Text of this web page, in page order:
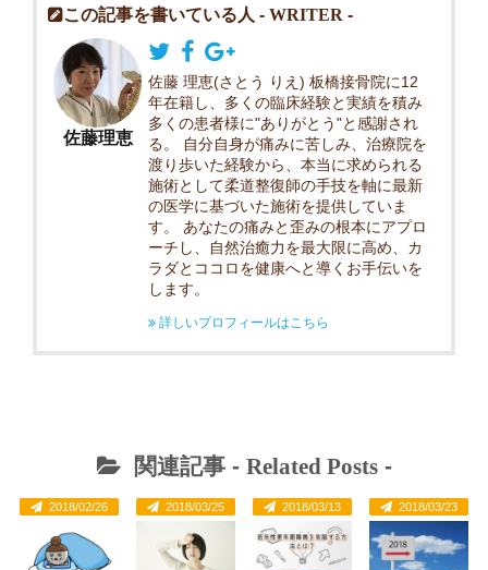
この記事を書いている人 - WRITER -
佐藤理恵
佐藤 理恵(さとう りえ) 板橋接骨院に12
年在籍し、多くの臨床経験と実績を積み
多くの患者様に"ありがとう"と感謝され
る。 自分自身が痛みに苦しみ、治療院を
渡り歩いた経験から、本当に求められる
施術として柔道整復師の手技を軸に最新
の医学に基づいた施術を提供していま
す。 あなたの痛みと歪みの根本にアプロ
ーチし、自然治癒力を最大限に高め、カ
ラダとココロを健康へと導くお手伝いを
します。
詳しいプロフィールはこちら
関連記事 - Related Posts-
2018/02/26 2018/03/25 2018/03/13 2018/03/23